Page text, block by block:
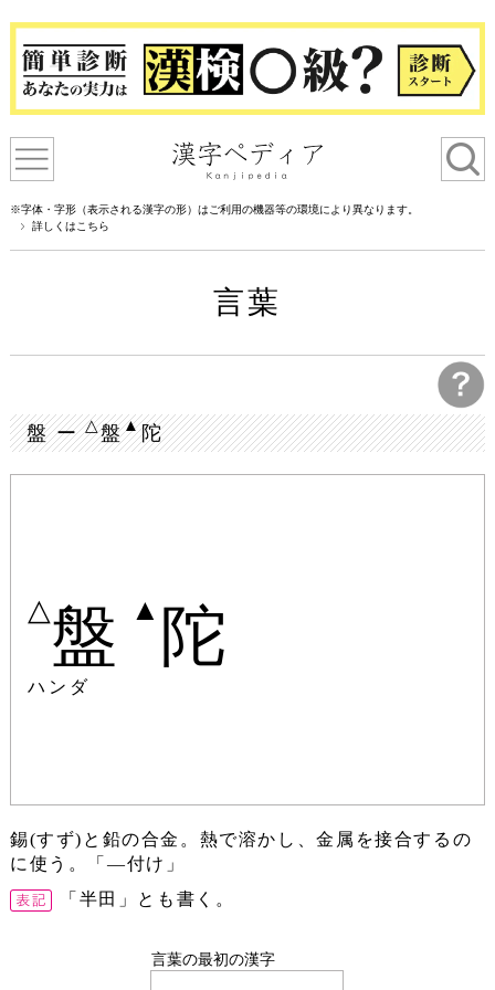
※字体・字形（表示される漢字の形）はご利用の機器等の環境により異なります。
詳しくはこちら
言葉
盤 ー△盤▲陀
△盤 ▲ 陀
ハンダ
錫(すず)と鉛の合金。熱で溶かし、金属を接合するの
に使う。「―付け」
「半田」とも書く。
言葉の最初の漢字